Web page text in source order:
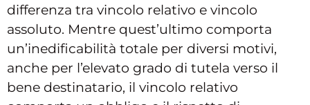
differenza tra vincolo relativo e vincolo
assoluto. Mentre quest’ultimo comporta
un’inedificabilità totale per diversi motivi,
anche per l’elevato grado di tutela verso il
bene destinatario, il vincolo relativo